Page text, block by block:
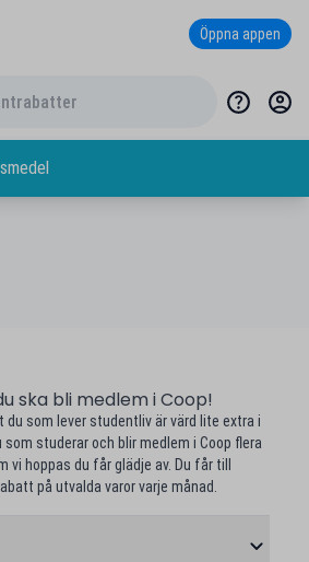
Öppna appen
ska bli medlem i Coop!
du som lever studentliv är värd lite extra i
studerar och blir medlem i Coop flera
hoppas du får glädje av. Du får till
på utvalda varor varje månad.